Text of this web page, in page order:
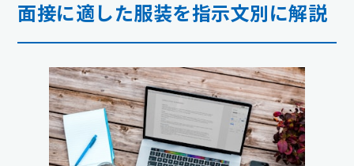
面接に適した服装を指示文別に解説